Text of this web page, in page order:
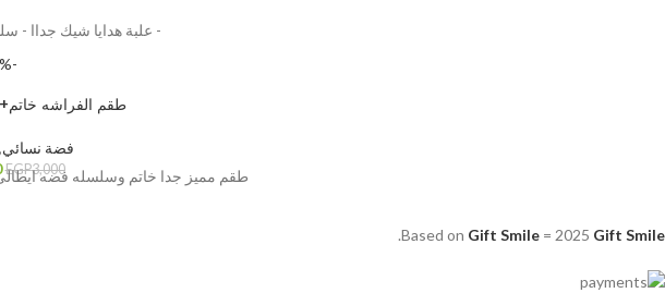
- علبة هدايا شيك جداا -
-18%
طقم الفراشه
فضة نسائي,
EGP3,000
طقم مميز جدا خاتم وسلسله فضه ايطالى عيار 925 مختومه شكل رقيق
Based on Gift Smile = 2025 Gift Smile
.